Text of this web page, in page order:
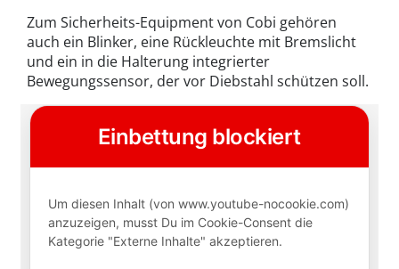
Zum Sicherheits-Equipment von Cobi gehören
auch ein Blinker, eine Rückleuchte mit Bremslicht
und ein in die Halterung integrierter
Bewegungssensor, der vor Diebstahl schützen soll.